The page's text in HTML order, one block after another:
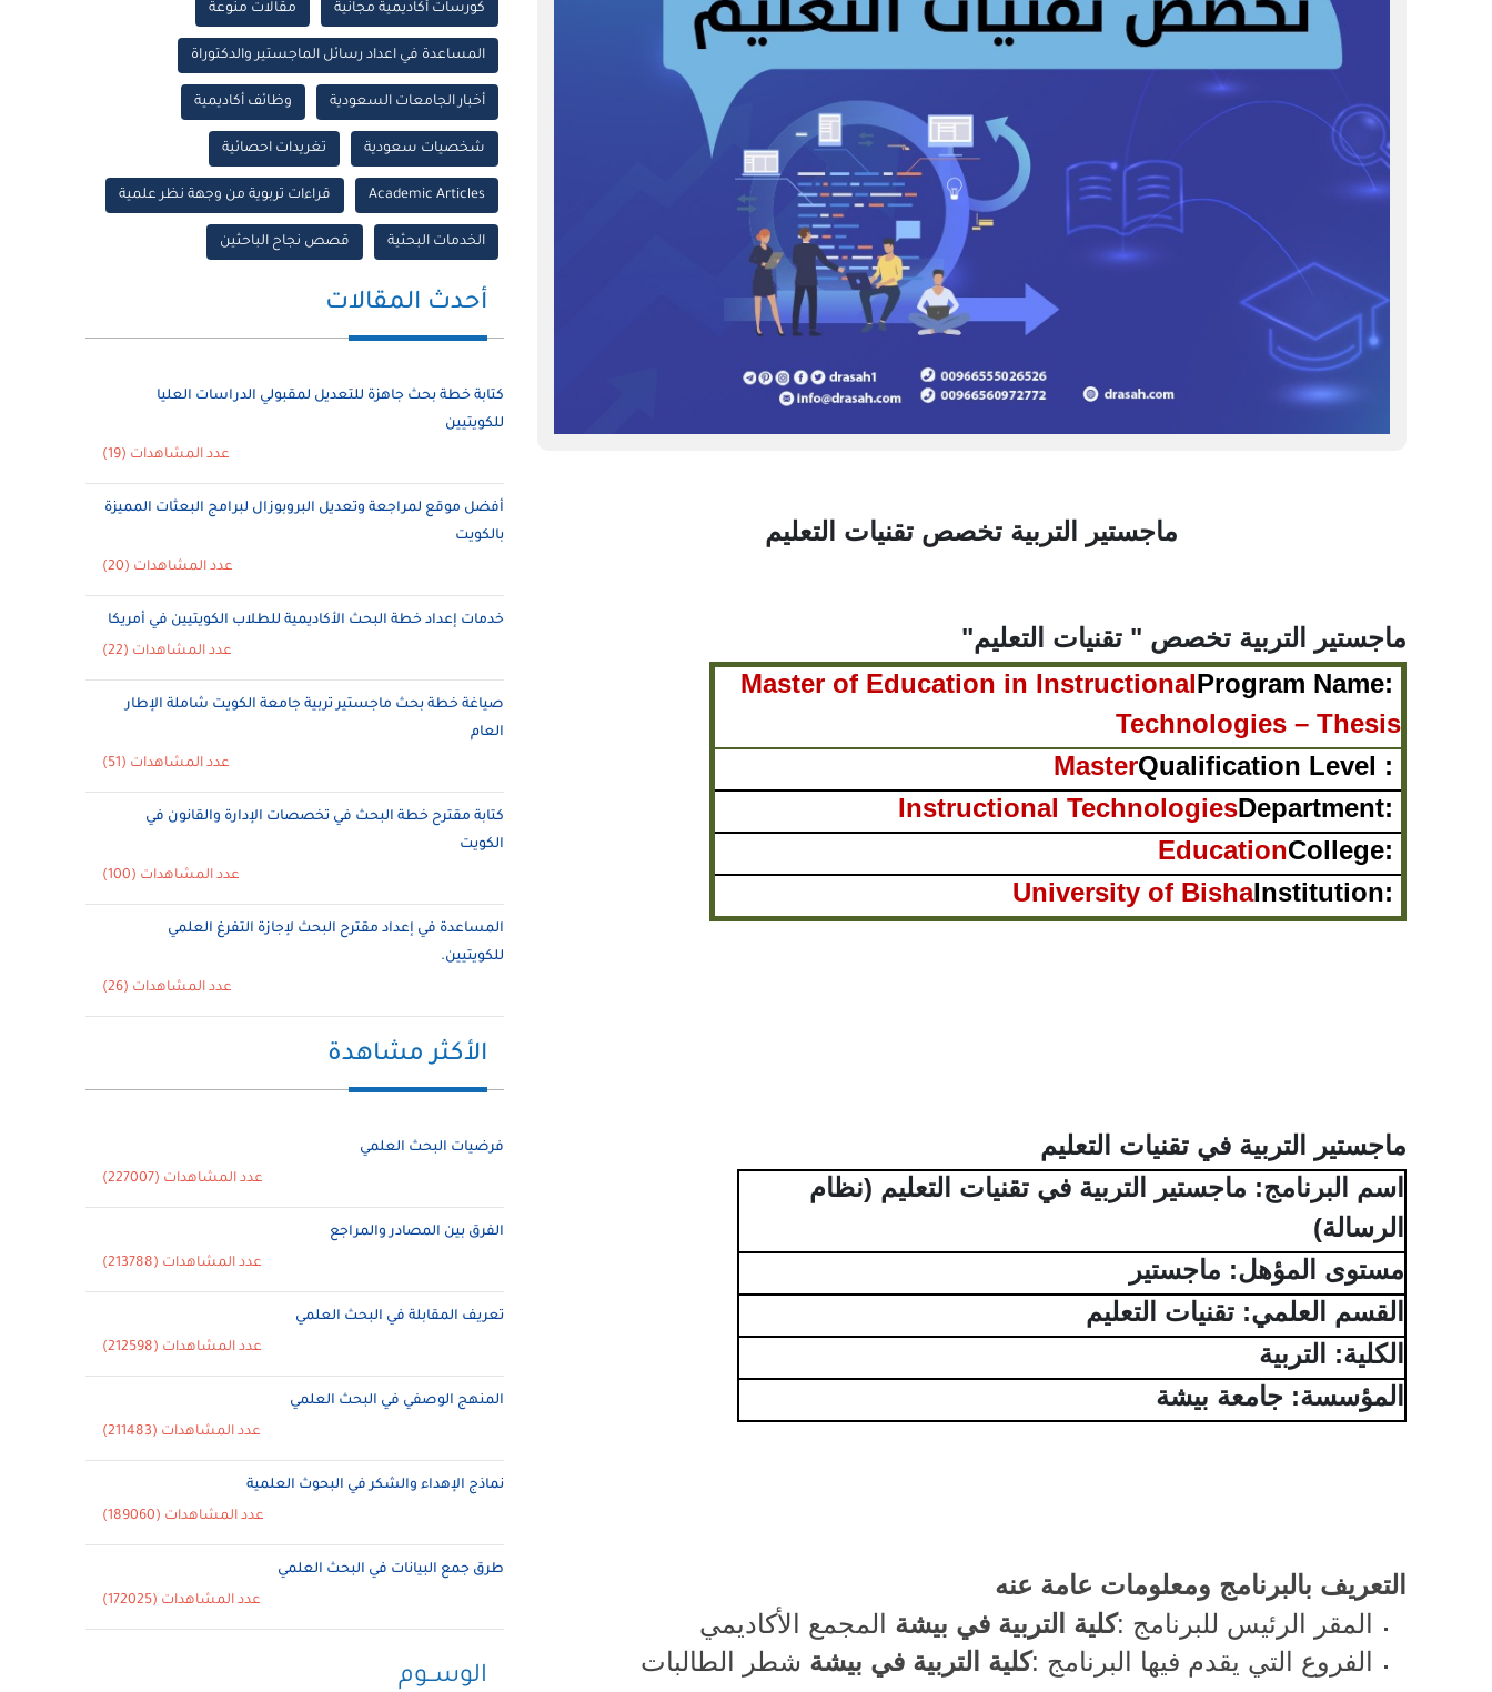
ماجستير التربية تخصص تقنيات التعليم
ماجستير التربية تخصص " تقنيات التعليم"
Program Name:
Master of Education in Instructional
Technologies – Thesis
Qualification Level :
Master
Department:
Instructional Technologies
College:
Education
Institution:
University of Bisha
ماجستير التربية في تقنيات التعليم
اسم البرنامج: ماجستير التربية في تقنيات التعليم (نظام
الرسالة)
مستوى المؤهل: ماجستير
القسم العلمي: تقنيات التعليم
الكلية: التربية
المؤسسة: جامعة بيشة
التعريف بالبرنامج ومعلومات عامة عنه
المقر الرئيس للبرنامج :كلية التربية في بيشة المجمع الأكاديمي
الفروع التي يقدم فيها البرنامج :كلية التربية في بيشة شطر الطالبات
كورسات أكاديمية مجانية مقالات منوعة
المساعدة في اعداد رسائل الماجستير والدكتوراة
أخبار الجامعات السعودية وظائف أكاديمية
شخصيات سعودية تغريدات احصائية
Academic Articles قراءات تربوية من وجهة نظر علمية
الخدمات البحثية قصص نجاح الباحثين
أحدث المقالات
كتابة خطة بحث جاهزة للتعديل لمقبولي الدراسات العليا
للكويتيين
عدد المشاهدات (19)
أفضل موقع لمراجعة وتعديل البروبوزال لبرامج البعثات المميزة
بالكويت
عدد المشاهدات (20)
خدمات إعداد خطة البحث الأكاديمية للطلاب الكويتيين في أمريكا
عدد المشاهدات (22)
صياغة خطة بحث ماجستير تربية جامعة الكويت شاملة الإطار
العام
عدد المشاهدات (51)
كتابة مقترح خطة البحث في تخصصات الإدارة والقانون في
الكويت
عدد المشاهدات (100)
المساعدة في إعداد مقترح البحث لإجازة التفرغ العلمي
للكويتيين.
عدد المشاهدات (26)
الأكثر مشاهدة
فرضيات البحث العلمي
عدد المشاهدات (227007)
الفرق بين المصادر والمراجع
عدد المشاهدات (213788)
تعريف المقابلة في البحث العلمي
عدد المشاهدات (212598)
المنهج الوصفي في البحث العلمي
عدد المشاهدات (211483)
نماذج الإهداء والشكر في البحوث العلمية
عدد المشاهدات (189060)
طرق جمع البيانات في البحث العلمي
عدد المشاهدات (172025)
الوســوم